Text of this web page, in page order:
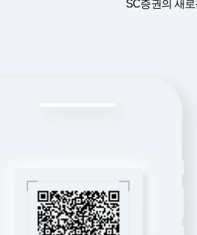
SC증권의 새